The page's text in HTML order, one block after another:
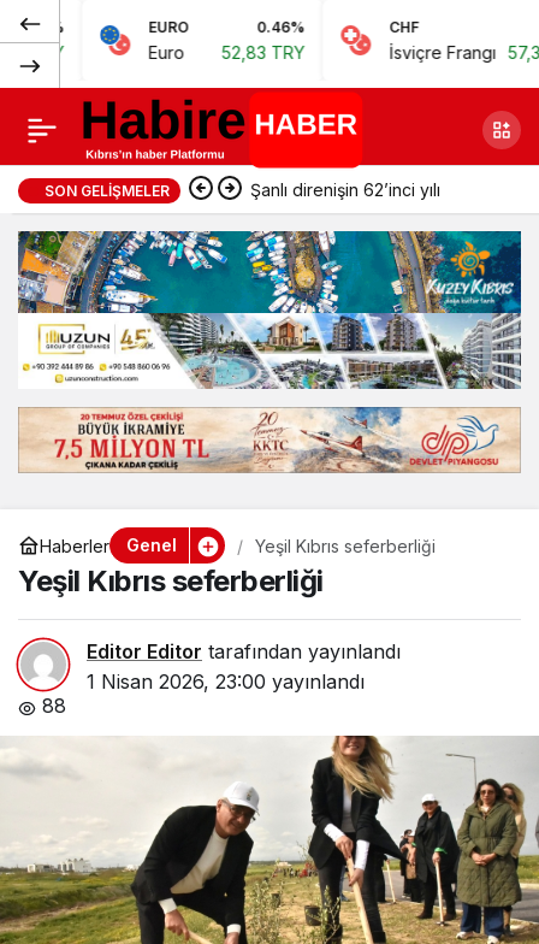
EURO 0.46%
Euro 52,83 TRY
CHF
İsviçre Frangı 57,38 TRY
SON GELIŞMELER Şanlı direnişin 62’inci yılı
Haberler Genel Yeşil Kıbrıs seferberliği
Yeşil Kıbrıs seferberliği
Editor Editor tarafından yayınlandı
1 Nisan 2026, 23:00 yayınlandı
88
Ticaret Odası’na
siyah çelenk,
uzatılan güle ret
0